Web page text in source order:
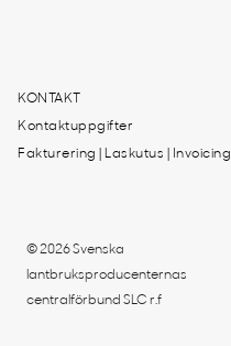
KONTAKT
Kontaktuppgifter
Fakturering | Laskutus | Invoicing
© 2026 Svenska
lantbruksproducenternas
centralförbund SLC r.f